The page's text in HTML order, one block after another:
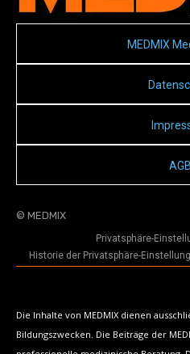
MEDMIX
AGB
© MEDMIX
Privatsphäre-
Historie der Privatsphäre-
Die Inhalte von MEDMIX dienen
Bildungszwecken. Die Beiträge der